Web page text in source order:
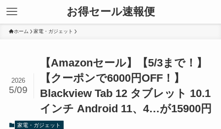
お得セール速報便
ホーム 家電・ガジェット
【Amazonセール】【5/3まで！】
【クーポンで6000円OFF！】
Blackview Tab 12 タブレット 10.1
インチ Android 11、4…が15900円
2026
5/09
家電・ガジェット